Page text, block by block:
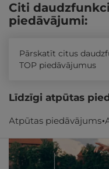
Atpūtas piedāvājums
Citi
piedāvājumi:
Pārskatīt citus
TOP piedāvājumus
Līdzīgi atpūtas